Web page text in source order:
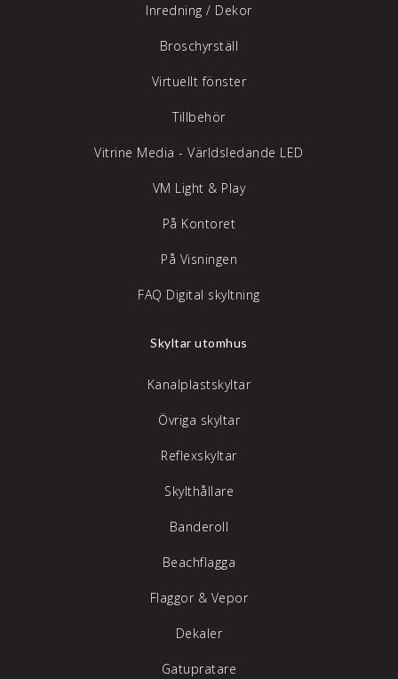
Inredning / Dekor
Broschyrställ
Virtuellt fönster
Tillbehör
Vitrine Media - Världsledande LED
VM Light & Play
På Kontoret
På Visningen
FAQ Digital skyltning
Skyltar utomhus
Kanalplastskyltar
Övriga skyltar
Reflexskyltar
Skylthållare
Banderoll
Beachflagga
Flaggor & Vepor
Dekaler
Gatupratare